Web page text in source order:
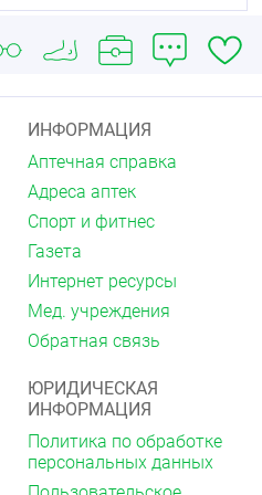
стоп.
стоя на полусфере.
раствором.
повреждения кожных
приборов.
можно только
35°С), применяя
моющие средства. Затем
влаги мягкой салфеткой.
ИНФОРМАЦИЯ
Аптечная справка
Адреса аптек
Спорт и фитнес
Газета
Интернет ресурсы
Мед. учреждения
Обратная связь
ЮРИДИЧЕСКАЯ
ИНФОРМАЦИЯ
Политика по обработке
персональных данных